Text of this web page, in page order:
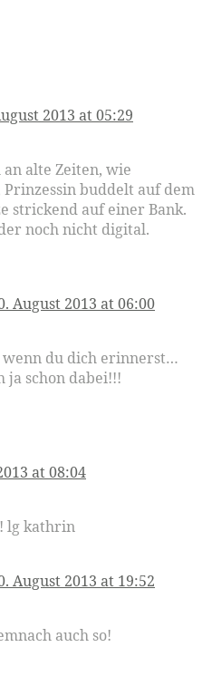
2013 at 05:29
alte Zeiten, wie
Prinzessin buddelt auf dem
strickend auf einer Bank.
noch nicht digital.
August 2013 at 06:00
wenn du dich erinnerst…
ja schon dabei!!!
at 08:04
lg kathrin
August 2013 at 19:52
auch so!